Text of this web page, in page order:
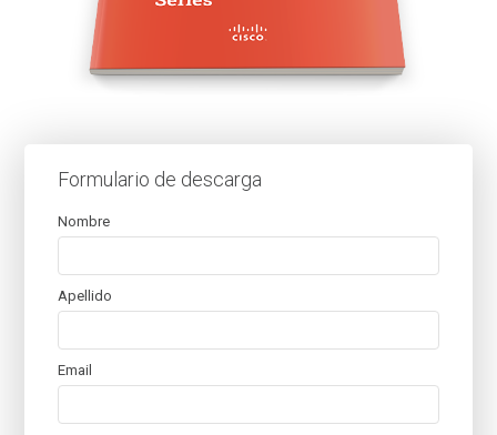
Formulario de descarga
Nombre
Apellido
Email